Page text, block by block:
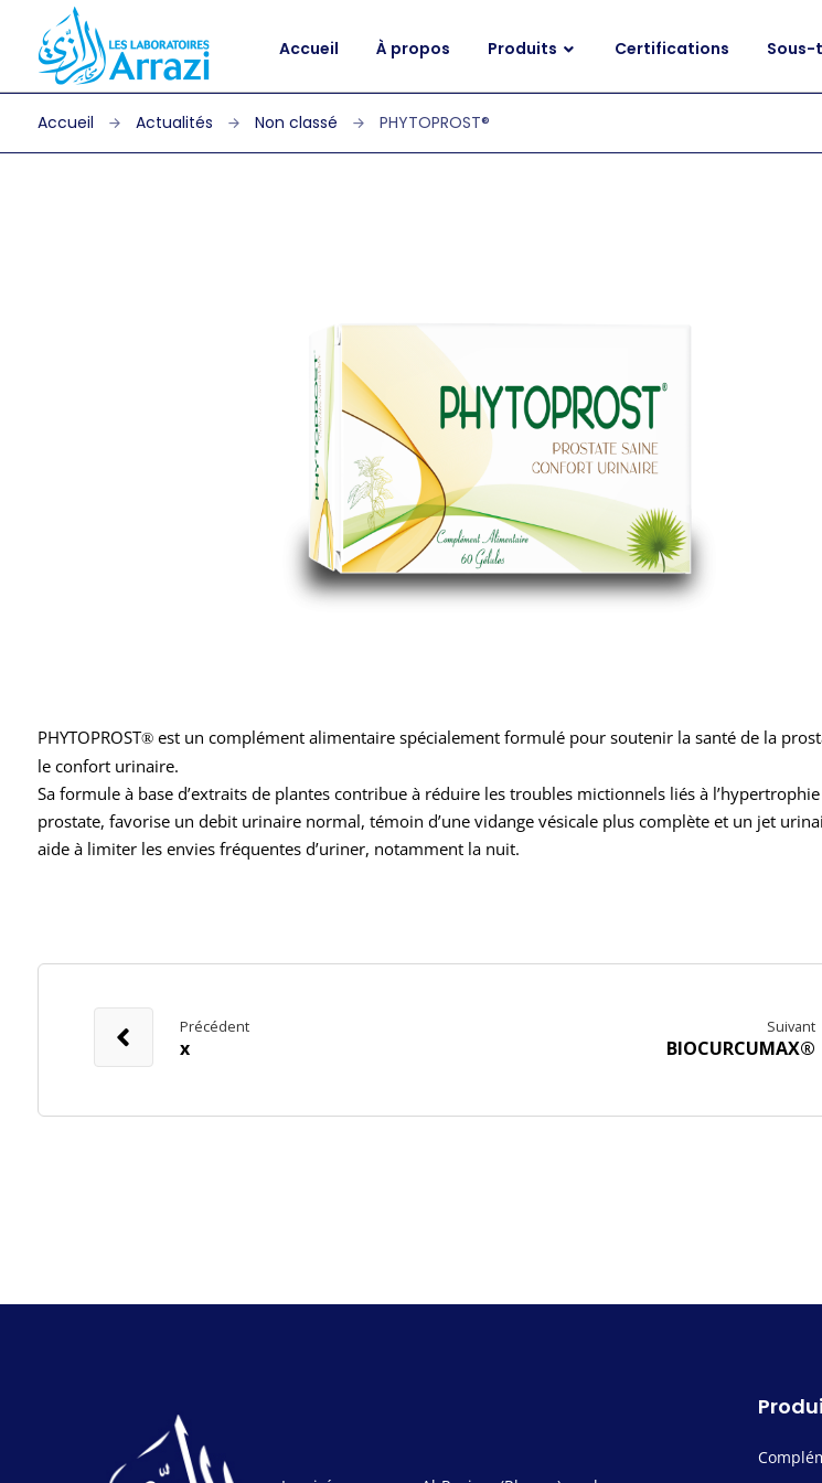
Accueil À propos Produits Certifications
Actualités Non classé PHYTOPROST®
PHYTOPROST®est un complément alimentaire spécialement formulé pour soutenir la santé de la
le confort urinaire.
Sa formule à base d’extraits de plantes contribue à réduire les troubles mictionnels liés à
prostate, favorise un debit urinaire normal, témoin d’une vidange vésicale plus complète et un jet
aide à limiter les envies fréquentes d’uriner, notamment la nuit.
Précédent
x
Suivant
BIOCURCUMAX®